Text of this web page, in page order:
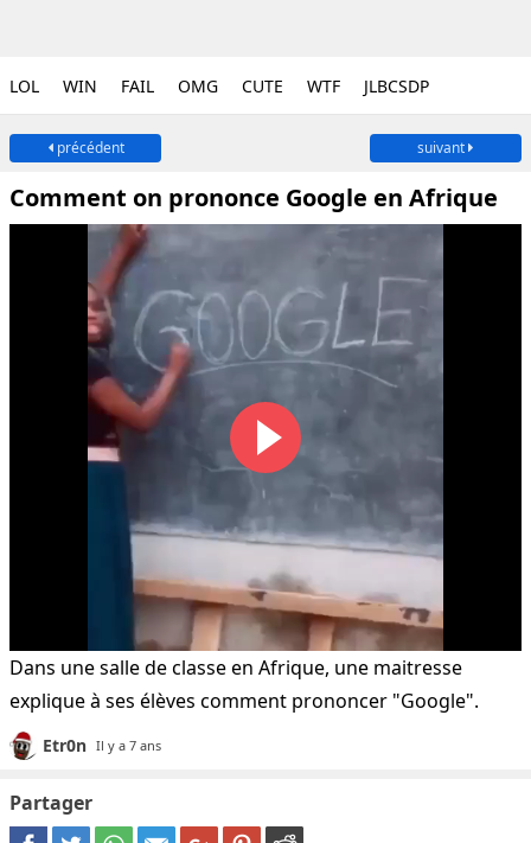
LOL WIN FAIL OMG CUTE WTF JLBCSDP
précédent suivant
Comment on prononce Google en Afrique
Dans une salle de classe en Afrique, une maitresse
explique à ses élèves comment prononcer "Google".
Etr0n Il y a 7 ans
Partager